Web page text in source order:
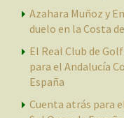
Azahara Muñoz y
duelo en la Costa
El Real Club de
para el Andalucía
España
Cuenta atrás para